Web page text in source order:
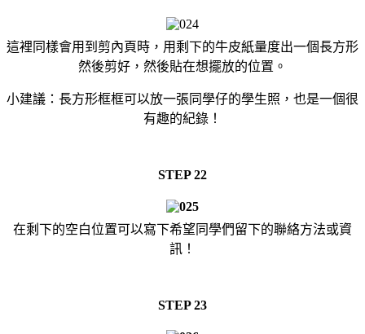
這裡同樣會用到剪內頁時，用剩下的牛皮紙量度出一個長方形
然後剪好，然後貼在想擺放的位置。
小建議：長方形框框可以放一張同學仔的學生照，也是一個很
有趣的紀錄！
STEP 22
在剩下的空白位置可以寫下希望同學們留下的聯絡方法或資
訊！
STEP 23